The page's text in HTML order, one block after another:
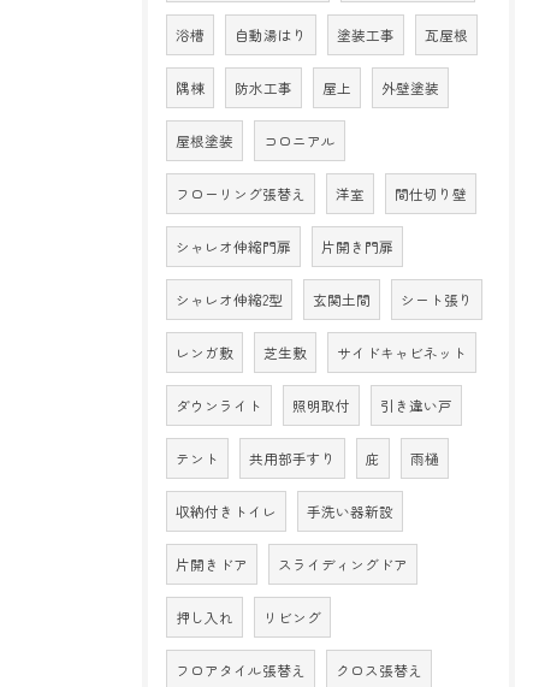
浴槽 自動湯はり 塗装工事 瓦屋根
隅棟 防水工事 屋上 外壁塗装
屋根塗装 コロニアル
フローリング張替え 洋室 間仕切り壁
シャレオ伸縮門扉 片開き門扉
シャレオ伸縮2型 玄関土間 シート張り
レンガ敷 芝生敷 サイドキャビネット
ダウンライト 照明取付 引き違い戸
テント 共用部手すり 庇 雨樋
収納付きトイレ 手洗い器新設
片開きドア スライディングドア
押し入れ リビング
フロアタイル張替え クロス張替え